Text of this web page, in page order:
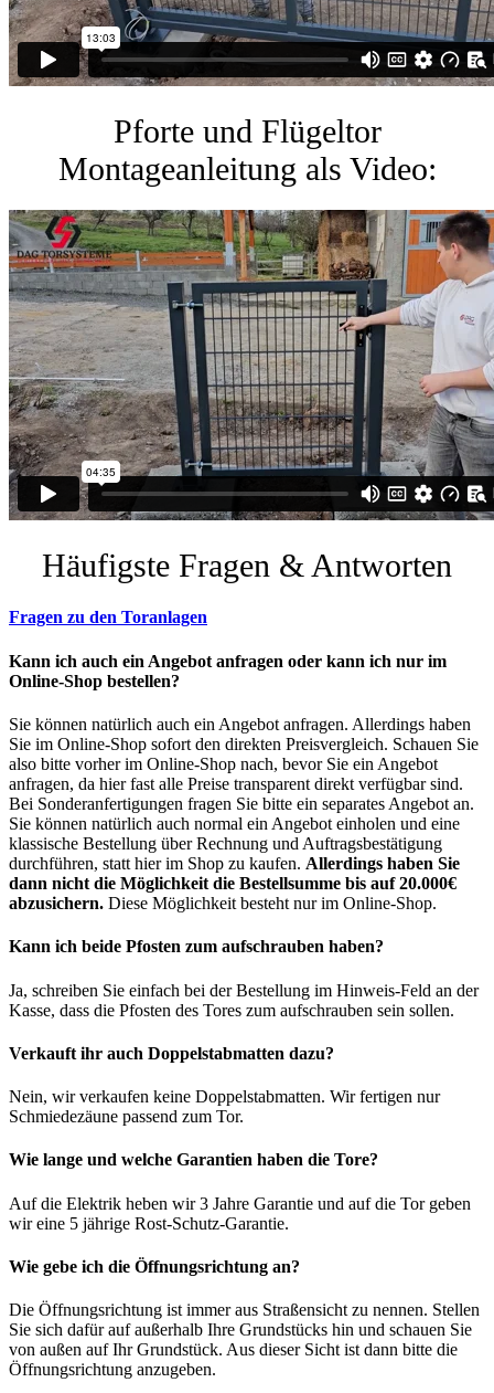
Pforte und Flügeltor
Montageanleitung als Video:
Häufigste Fragen & Antworten
Fragen zu den Toranlagen
Kann ich auch ein Angebot anfragen oder kann ich nur im
Online-Shop bestellen?
Sie können natürlich auch ein Angebot anfragen. Allerdings haben
Sie im Online-Shop sofort den direkten Preisvergleich. Schauen Sie
also bitte vorher im Online-Shop nach, bevor Sie ein Angebot
anfragen, da hier fast alle Preise transparent direkt verfügbar sind.
Bei Sonderanfertigungen fragen Sie bitte ein separates Angebot an.
Sie können natürlich auch normal ein Angebot einholen und eine
klassische Bestellung über Rechnung und Auftragsbestätigung
durchführen, statt hier im Shop zu kaufen. Allerdings haben Sie
dann nicht die Möglichkeit die Bestellsumme bis auf 20.000€
abzusichern. Diese Möglichkeit besteht nur im Online-Shop.
Kann ich beide Pfosten zum aufschrauben haben?
Ja, schreiben Sie einfach bei der Bestellung im Hinweis-Feld an der
Kasse, dass die Pfosten des Tores zum aufschrauben sein sollen.
Verkauft ihr auch Doppelstabmatten dazu?
Nein, wir verkaufen keine Doppelstabmatten. Wir fertigen nur
Schmiedezäune passend zum Tor.
Wie lange und welche Garantien haben die Tore?
Auf die Elektrik heben wir 3 Jahre Garantie und auf die Tor geben
wir eine 5 jährige Rost-Schutz-Garantie.
Wie gebe ich die Öffnungsrichtung an?
Die Öffnungsrichtung ist immer aus Straßensicht zu nennen. Stellen
Sie sich dafür auf außerhalb Ihre Grundstücks hin und schauen Sie
von außen auf Ihr Grundstück. Aus dieser Sicht ist dann bitte die
Öffnungsrichtung anzugeben.